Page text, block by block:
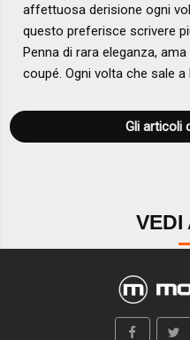
affettuosa derisione ogni
questo preferisce scrivere
Penna di rara eleganza,
coupé. Ogni volta che sale a
Gli articoli
VEDI